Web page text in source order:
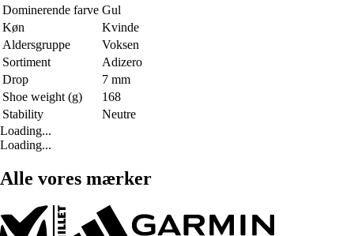
Dominerende farve Gul
Køn
Kvinde
Aldersgruppe
Voksen
Sortiment
Adizero
Drop
7 mm
Shoe weight (g)
168
Stability
Neutre
Loading...
Loading...
Alle vores mærker